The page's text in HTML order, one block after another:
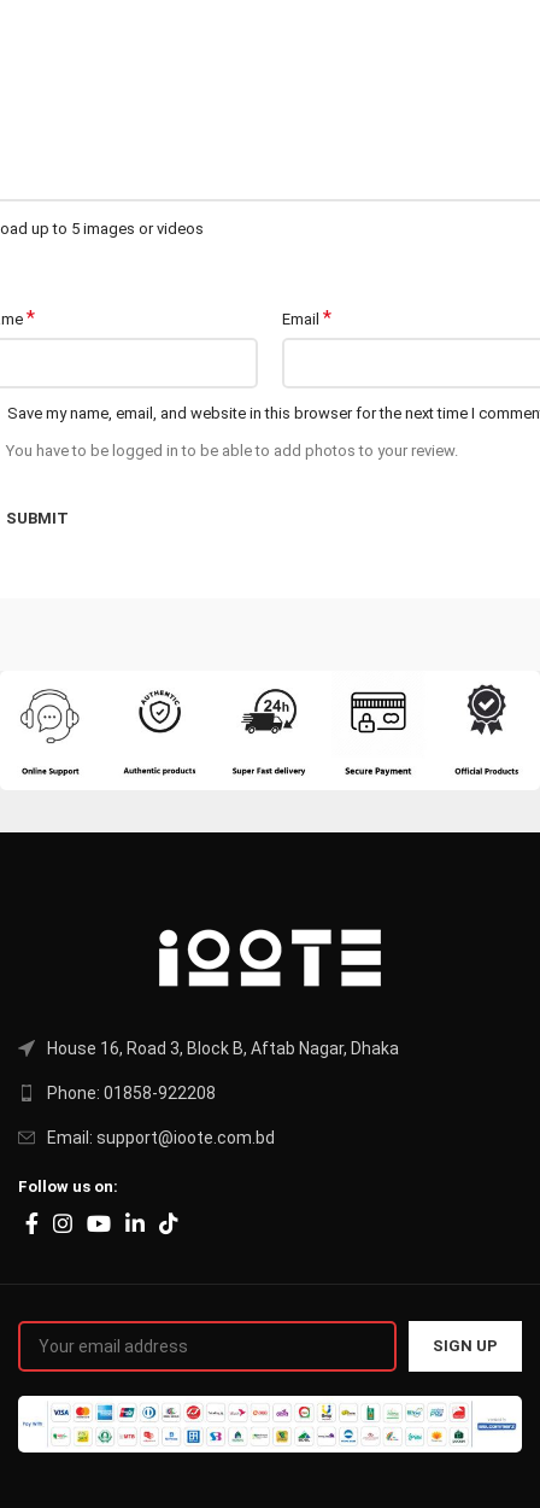
up to 5 images or videos
* Email *
Save my name, email, and website in this browser for the next time I
You have to be logged in to be able to add photos to your review.
House 16, Road 3, Block B, Aftab Nagar, Dhaka
Phone: 01858-922208
Email: support@ioote.com.bd
Follow us on: